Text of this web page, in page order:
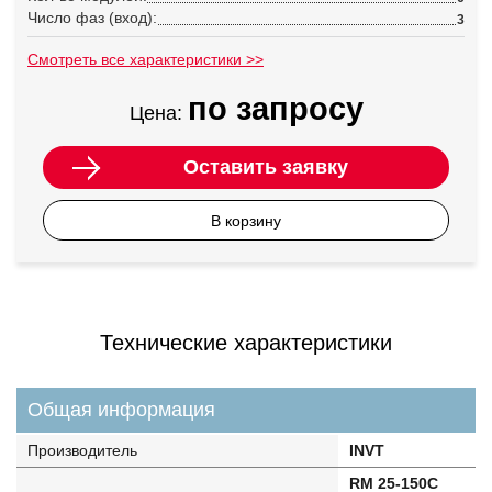
Число фаз (вход): 3
Смотреть все характеристики >>
Цена: по запросу
Оставить заявку
В корзину
Технические характеристики
Общая информация
Производитель
INVT
RM 25-150C